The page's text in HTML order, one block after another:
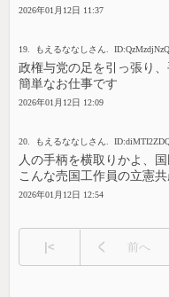
2026年01月12日 11:37
19. もえるななしさん. ID:QzMzdjNzQ
政権与党の足を引っ張り
簡単なお仕事です
2026年01月12日 12:09
20. もえるななしさん.
人の手柄を横取りかよ、
こんな売国工作員の立憲
2026年01月12日 12:54
|< 前へ